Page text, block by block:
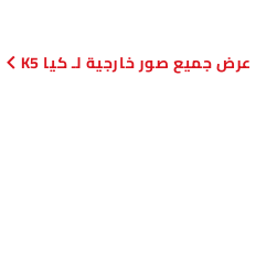
صور خارجية لـ كيا K5